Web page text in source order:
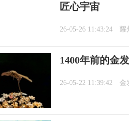
匠心宇宙
26-05-26 11:43:24 耀
1400年前的金
26-05-22 11:39:42 金